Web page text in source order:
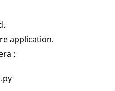
application.
: